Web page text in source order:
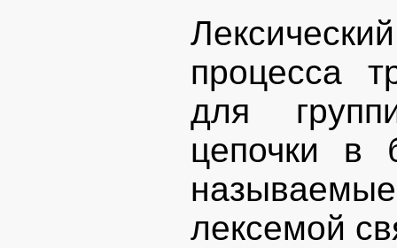
процесса
для
цепочки в
лексемой